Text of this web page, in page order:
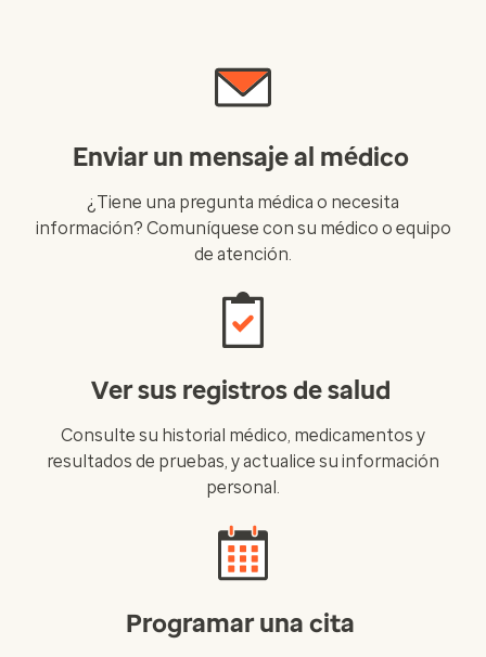
Enviar un mensaje al médico
¿Tiene una pregunta médica o necesita
información? Comuníquese con su médico o equipo
de atención.
Ver sus registros de salud
Consulte su historial médico, medicamentos y
resultados de pruebas, y actualice su información
personal.
Programar una cita